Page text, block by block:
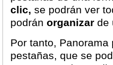
clic, se podrán ver
podrán organizar de
Por tanto, Panorama
pestañas, que se